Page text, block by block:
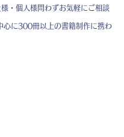
・個人様問わずお気軽にご相談
に300冊以上の書籍制作に携わ